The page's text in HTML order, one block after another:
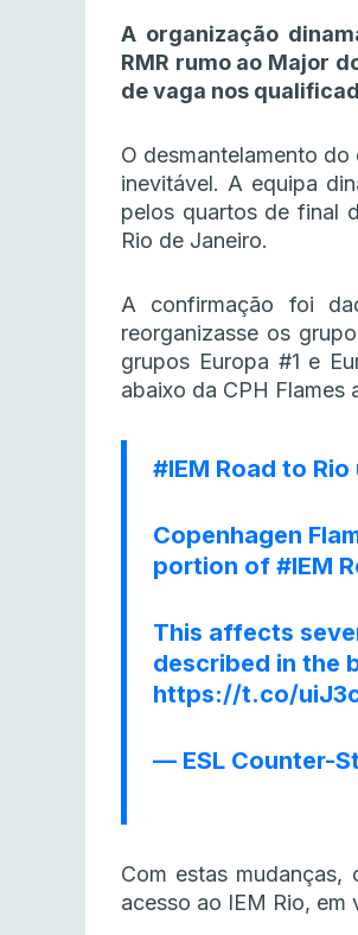
A organização
RMR rumo ao Major
de vaga nos
O desmantelamento
inevitável. A equipa
pelos quartos de final
Rio de Janeiro.
A confirmação foi
reorganizasse os
grupos Europa #1 e
abaixo da CPH Flames
#IEM Road to
Copenhagen
portion of #IEM
This affects
described in the
https://t.co/
— ESL Counter-
Com estas
acesso ao IEM Rio, em